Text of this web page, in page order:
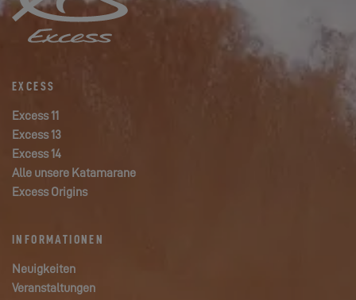
EXCESS
Excess 11
Excess 13
Excess 14
Alle unsere Katamarane
Excess Origins
INFORMATIONEN
Neuigkeiten
Veranstaltungen